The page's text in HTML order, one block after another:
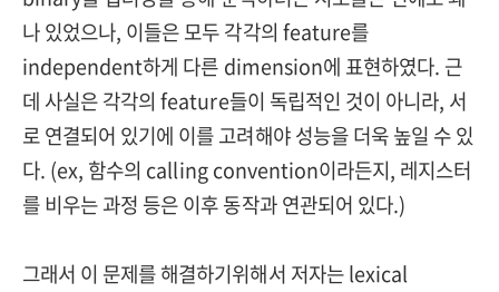
나 있었으나, 이들은 모두 각각의 feature를
independent하게 다른 dimension에 표현하였다. 근
데 사실은 각각의 feature들이 독립적인 것이 아니라, 서
로 연결되어 있기에 이를 고려해야 성능을 더욱 높일 수 있
다. (ex, 함수의 calling convention이라든지, 레지스터
를 비우는 과정 등은 이후 동작과 연관되어 있다.)
그래서 이 문제를 해결하기위해서 저자는 lexical